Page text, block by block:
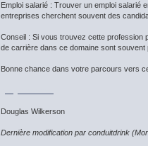
Emploi salarié : Trouver un emploi salarié
entreprises cherchent souvent des
Conseil : Si vous trouvez cette profession
de carrière dans ce domaine sont
Bonne chance dans votre parcours vers
Douglas Wilkerson
Dernière modification par conduitdrink